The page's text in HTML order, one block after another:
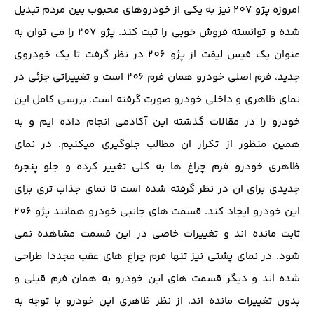
امروزه پژو 207 نیز به یکی از خودروهای محبوب بین مردم تبدیل
شده و توانسته فروش خوبی را ثبت کند. پژو 207 را می توان به
عنوان یک فیس لیفت از پژو 206 در نظر گرفت تا یک خودروی
جدید، فرم اصلی خودرو همان فرم 206 است و تغییراتی جزئی در
نمای ظاهری و داخلی خودرو صورت گرفته است. بررسی کامل این
خودرو را در مقالات گذشته این آکادمی انجام داده ایم و به
همین منظور از تکرار ان مطالب جلوگیری میکنیم. در نمای
ظاهری خودرو فرم چراغ ها به کلی تغییر کرده و جلو پنجره
جدیدی برای ان در نظر گرفته شده است تا نمای جذاب تری برای
این خودرو ایجاد کند. قسمت های جانبی خودرو همانند پژو 206
ثابت مانده اند و تغییرات خاصی در این قسمت مشاهده نمی
شود. در نمای پشتی نیز تنها فرم چراغ های عقب مجددا طراحی
شده اند و دیگر قسمت های این خودرو به همان فرم قبلی و
بدون تغییرات مانده اند. از نظر ظاهری این خودرو با توجه به